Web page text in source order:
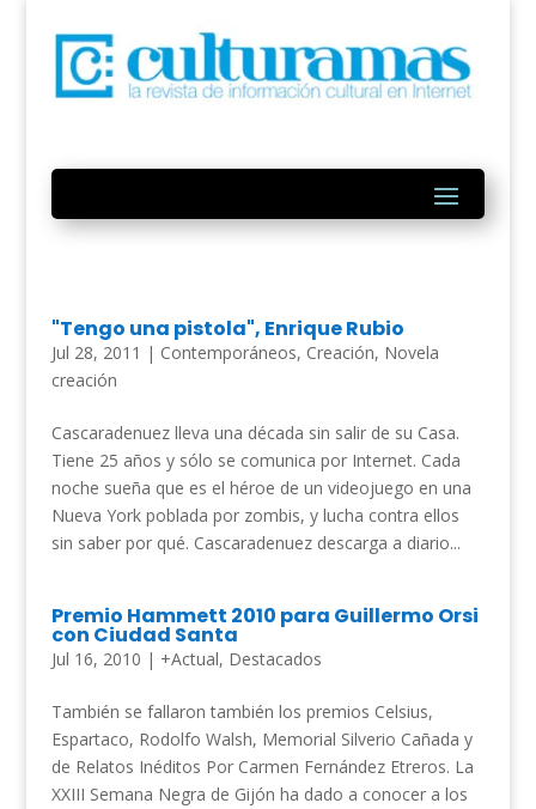
"Tengo una pistola", Enrique Rubio
Jul 28, 2011 | Contemporáneos, Creación, Novela
creación
Cascaradenuez lleva una década sin salir de su Casa.
Tiene 25 años y sólo se comunica por Internet. Cada
noche sueña que es el héroe de un videojuego en una
Nueva York poblada por zombis, y lucha contra ellos
sin saber por qué. Cascaradenuez descarga a diario...
Premio Hammett 2010 para Guillermo Orsi
con Ciudad Santa
Jul 16, 2010 | +Actual, Destacados
También se fallaron también los premios Celsius,
Espartaco, Rodolfo Walsh, Memorial Silverio Cañada y
de Relatos Inéditos Por Carmen Fernández Etreros. La
XXIII Semana Negra de Gijón ha dado a conocer a los